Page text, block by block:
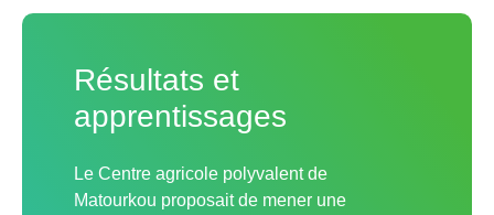
Résultats et
apprentissages
Le Centre agricole polyvalent de
Matourkou proposait de mener une